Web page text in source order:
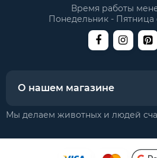
Время работы
Понедельник - Пятница
О нашем магазине
Мы делаем животных и людей